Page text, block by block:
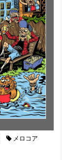
メロコア